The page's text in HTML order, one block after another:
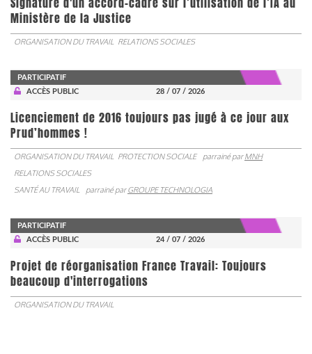
Ministère de la Justice
ORGANISATION DU TRAVAIL RELATIONS SOCIALES
PARTICIPATIF
ACCÈS PUBLIC
28 / 07 / 2026
Licenciement de 2016 toujours pas jugé à ce jour aux
Prud’hommes !
ORGANISATION DU TRAVAIL PROTECTION SOCIALE parrainé parMNH
RELATIONS SOCIALES
SANTÉ AU TRAVAIL
parrainé parGROUPE TECHNOLOGIA
PARTICIPATIF
ACCÈS PUBLIC
24 / 07 / 2026
Projet de réorganisation France Travail: Toujours
beaucoup d'interrogations
ORGANISATION DU TRAVAIL